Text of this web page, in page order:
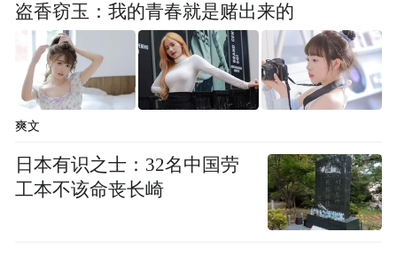
盗香窃玉：我的青春就是赌出来的
爽文
日本有识之士：32名中国劳
工本不该命丧长崎